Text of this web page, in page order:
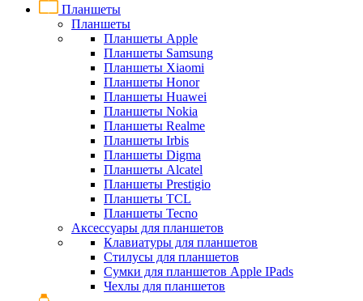
Планшеты
Планшеты
Планшеты Apple
Планшеты Samsung
Планшеты Xiaomi
Планшеты Honor
Планшеты Huawei
Планшеты Nokia
Планшеты Realme
Планшеты Irbis
Планшеты Digma
Планшеты Alcatel
Планшеты Prestigio
Планшеты TCL
Планшеты Tecno
Аксессуары для планшетов
Клавиатуры для планшетов
Стилусы для планшетов
Сумки для планшетов Apple IPads
Чехлы для планшетов